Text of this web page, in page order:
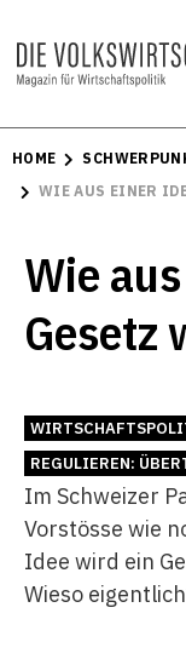
HOME
WIE AUS EINER
Wie
Gesetz
REGULIEREN:
Im Schweizer
Vorstösse wie
Idee wird ein
Wieso